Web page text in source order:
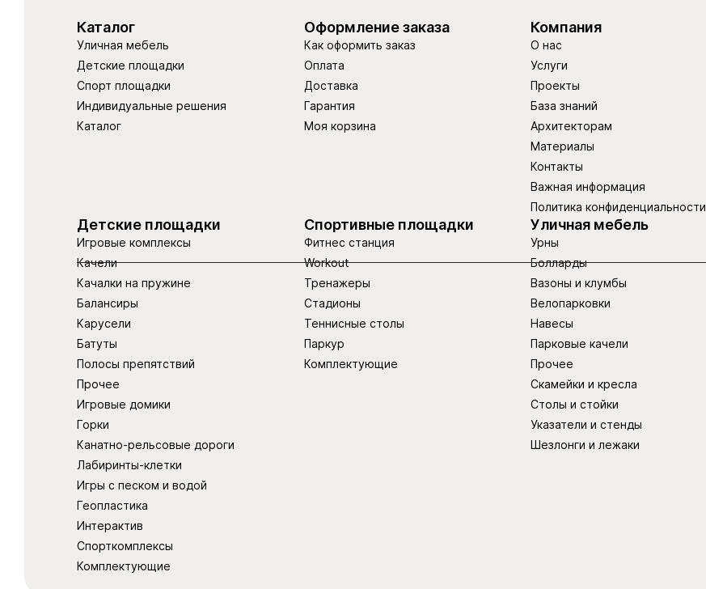
Каталог
Уличная мебель
Детские площадки
Спорт площадки
Индивидуальные решения
Каталог
Оформление заказа
Как оформить заказ
Оплата
Доставка
Гарантия
Моя корзина
Компания
О нас
Услуги
Проекты
База знаний
Архитекторам
Материалы
Контакты
Важная информация
Политика конфиденциальности
Детские площадки
Игровые комплексы
Качели
Качалки на пружине
Балансиры
Карусели
Батуты
Полосы препятствий
Прочее
Игровые домики
Горки
Канатно-рельсовые дороги
Лабиринты-клетки
Игры с песком и водой
Геопластика
Интерактив
Спорткомплексы
Комплектующие
Спортивные площадки
Фитнес станция
Workout
Тренажеры
Стадионы
Теннисные столы
Паркур
Комплектующие
Уличная мебель
Урны
Болларды
Вазоны и клумбы
Велопарковки
Навесы
Парковые качели
Прочее
Скамейки и кресла
Столы и стойки
Указатели и стенды
Шезлонги и лежаки